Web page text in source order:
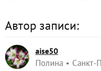
Автор записи:
aise50
Полина Санкт-